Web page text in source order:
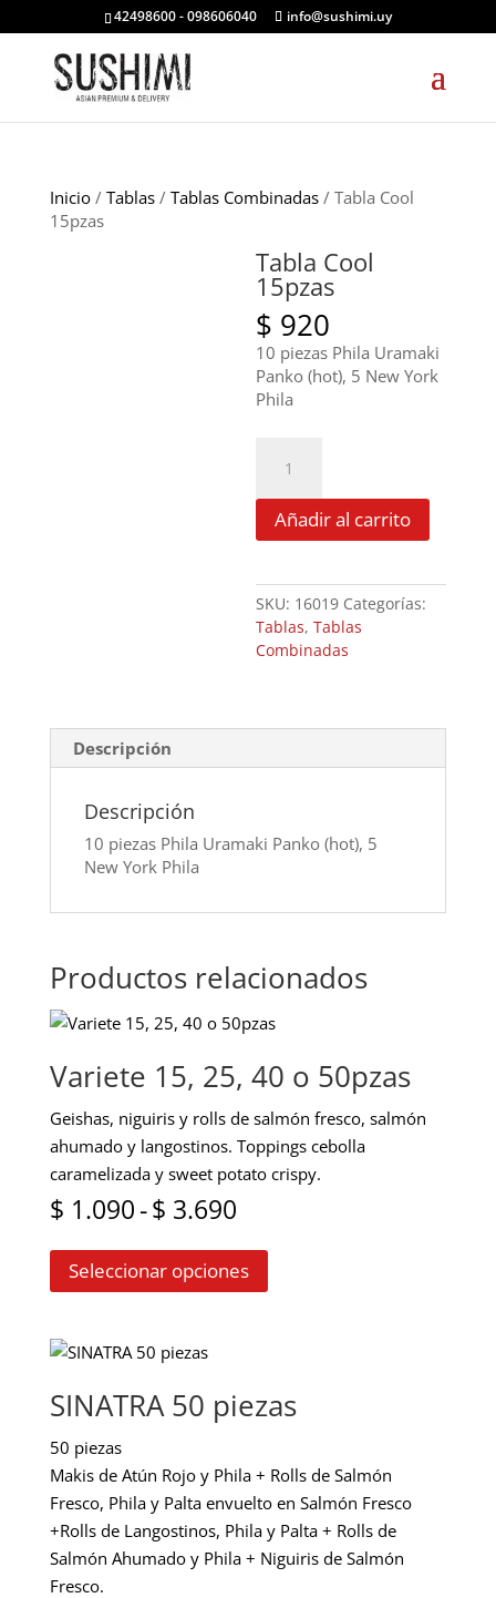
42498600 - 098606040 info@sushimi.uy
Inicio/ Tablas/ Tablas Combinadas/ Tabla Cool
15pzas
Tabla Cool
15pzas
$ 920
10 piezas Phila Uramaki
Panko (hot), 5 New York
Phila
Cool
15pzas
cantidad
Añadir al carrito
SKU: 16019 Categorías:
Tablas,Tablas
Combinadas
Descripción
Descripción
10 piezas Phila Uramaki Panko (hot), 5
New York Phila
Productos relacionados
Variete 15, 25, 40 o 50pzas
Geishas, niguiris y rolls de salmón fresco, salmón
ahumado y langostinos. Toppings cebolla
caramelizada y sweet potato crispy.
$ 1.090-$ 3.690Rango
de
precios:
hasta
$ 3.690
Seleccionar opciones
tiene
opciones
pueden
elegir
en
la
página
SINATRA 50 piezas
50 piezas
Makis de Atún Rojo y Phila + Rolls de Salmón
Fresco, Phila y Palta envuelto en Salmón Fresco
+Rolls de Langostinos, Phila y Palta + Rolls de
Salmón Ahumado y Phila + Niguiris de Salmón
Fresco.